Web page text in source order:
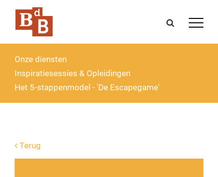
Onze diensten
Inspiratiesessies & Opleidingen
Het 5-stappenmodel - 'De Escapegame'
Terug